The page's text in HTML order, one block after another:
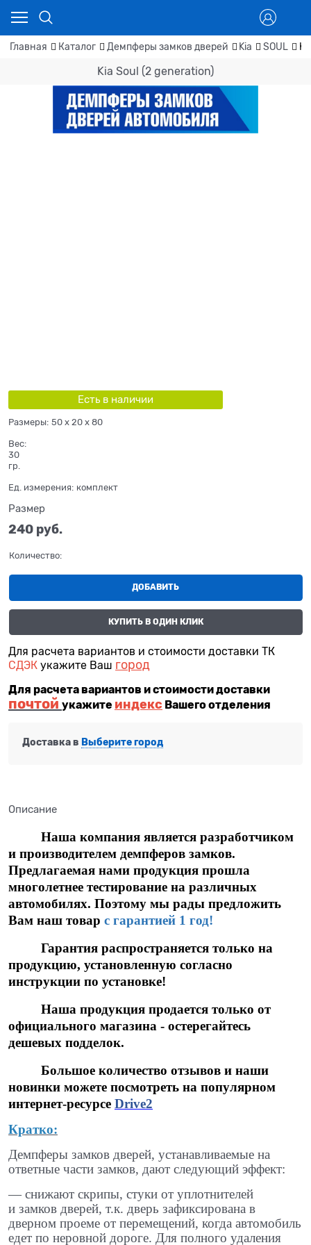
Главная Каталог Демпферы замков дверей Kia SOUL
Kia Soul (2 generation)
Есть в наличии
Размеры: 50 x 20 x 80
Вес:
30
гр.
Ед. измерения: комплект
Размер
240 руб.
Количество:
ДОБАВИТЬ
КУПИТЬ В ОДИН КЛИК
Для расчета вариантов и стоимости доставки ТК
СДЭК укажите Ваш город
Для расчета вариантов и стоимости доставки
почтой укажите индекс Вашего отделения
Доставка в Выберите город
Описание
Наша компания является разработчиком
и производителем демпферов замков.
Предлагаемая нами продукция прошла
многолетнее тестирование на различных
автомобилях. Поэтому мы рады предложить
Вам наш товар с гарантией 1 год!
Гарантия распространяется только на
продукцию, установленную согласно
инструкции по установке!
Наша продукция продается только от
официального магазина - остерегайтесь
дешевых подделок.
Большое количество отзывов и наши
новинки можете посмотреть на популярном
интернет-ресурсе Drive2
Кратко:
Демпферы замков дверей, устанавливаемые на
ответные части замков, дают следующий эффект:
— снижают скрипы, стуки от уплотнителей
и замков дверей, т.к. дверь зафиксирована в
дверном проеме от перемещений, когда автомобиль
едет по неровной дороге. Для полного удаления